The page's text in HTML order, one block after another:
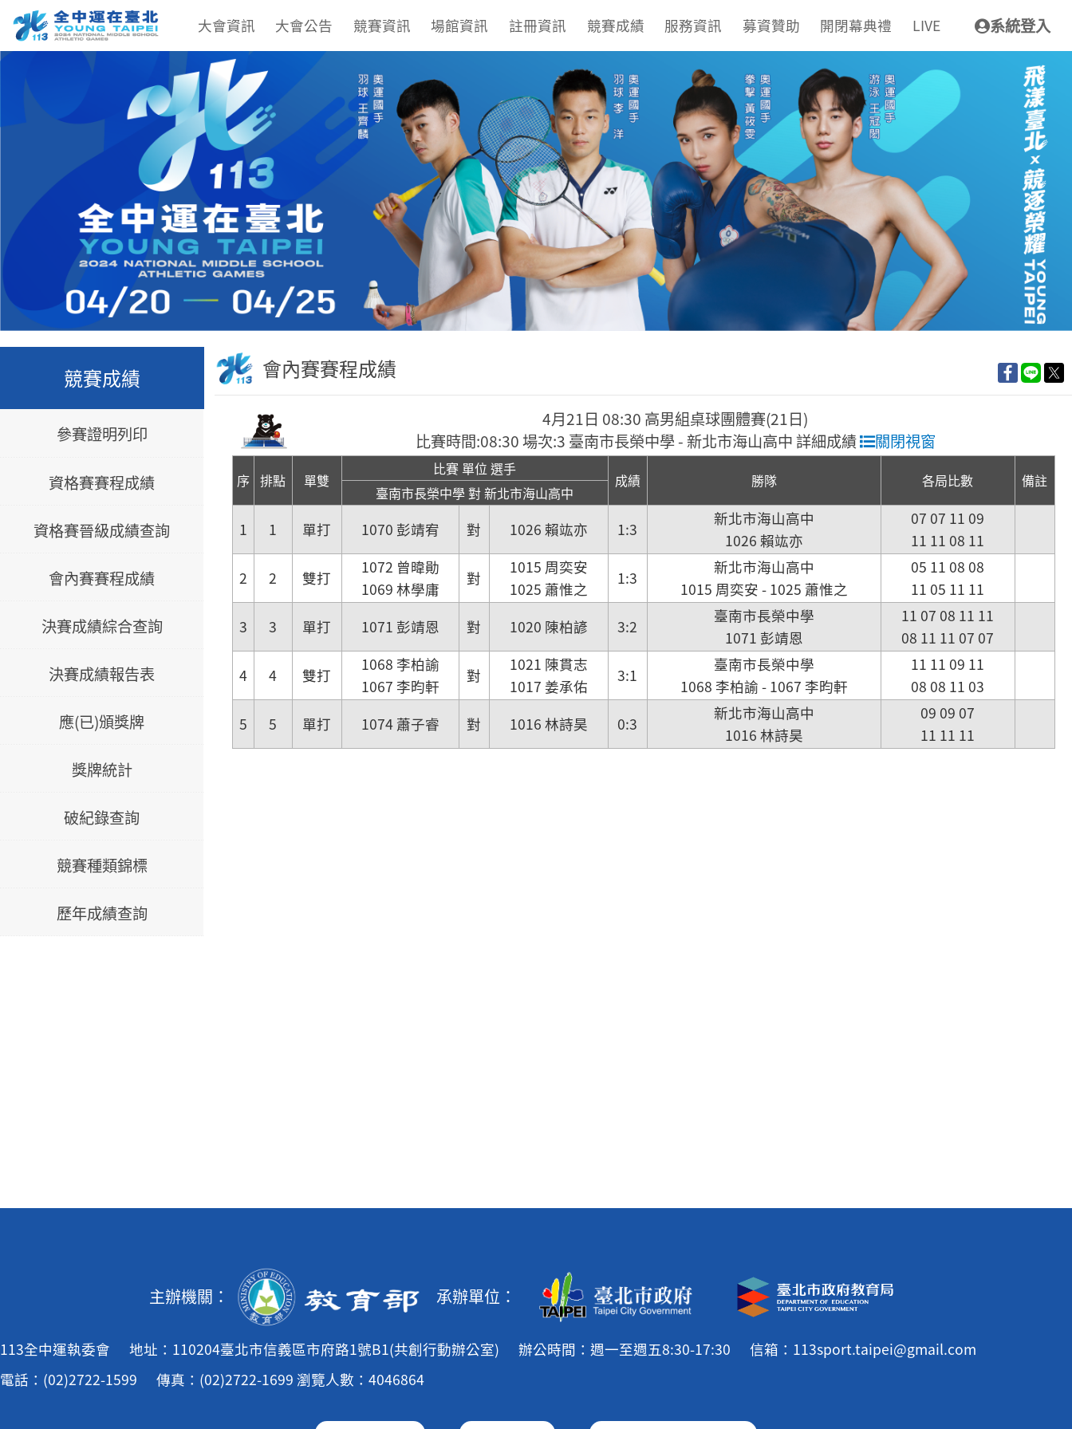
大會資訊 大會公告 競賽資訊 場館資訊 註冊資訊 競賽成績 服務資訊 募資贊助 開閉幕典禮 LIVE 系統登入
競賽成績
參賽證明列印
資格賽賽程成績
資格賽晉級成績查詢
會內賽賽程成績
決賽成績綜合查詢
決賽成績報告表
應(已)頒獎牌
獎牌統計
破紀錄查詢
競賽種類錦標
歷年成績查詢
會內賽賽程成績
4月21日 08:30 高男組桌球團體賽(21日)
比賽時間:08:30 場次:3 臺南市長榮中學 - 新北市海山高中 詳細成績
關閉視窗
序 排點 單雙
比賽 單位 選手
成績 勝隊 各局比數 備註
臺南市長榮中學 對 新北市海山高中
1 1 單打 1070 彭靖宥 對 1026 賴竑亦 1:3
新北市海山高中
1026 賴竑亦
07 07 11 09
11 11 08 11
2
2 雙打
1072 曾暐勛
1069 林學庸
對
1015 周奕安
1025 蕭惟之
1:3
新北市海山高中
1015 周奕安 - 1025 蕭惟之
05 11 08 08
11 05 11 11
3
3 單打 1071 彭靖恩 對 1020 陳柏諺 3:2
臺南市長榮中學
1071 彭靖恩
11 07 08 11 11
08 11 11 07 07
4
4 雙打
1068 李柏諭
1067 李昀軒
對
1021 陳貫志
1017 姜承佑
3:1
臺南市長榮中學
1068 李柏諭 - 1067 李昀軒
11 11 09 11
08 08 11 03
5
5 單打 1074 蕭子睿 對 1016 林詩昊 0:3
新北市海山高中
1016 林詩昊
09 09 07
11 11 11
主辦機關： 承辦單位：
113全中運執委會 地址：110204臺北市信義區市府路1號B1(共創行動辦公室) 辦公時間：週一至週五8:30-17:30
信箱：113sport.taipei@gmail.com
電話：(02)2722-1599
傳真：(02)2722-1699 瀏覽人數：4046864